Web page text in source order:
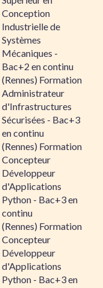
Conception
Industrielle de
Systèmes
Mécaniques -
Bac+2 en continu
(Rennes) Formation
Administrateur
d'Infrastructures
Sécurisées - Bac+3
en continu
(Rennes) Formation
Concepteur
Développeur
d'Applications
Python - Bac+3 en
continu
(Rennes) Formation
Concepteur
Développeur
d'Applications
Python - Bac+3 en